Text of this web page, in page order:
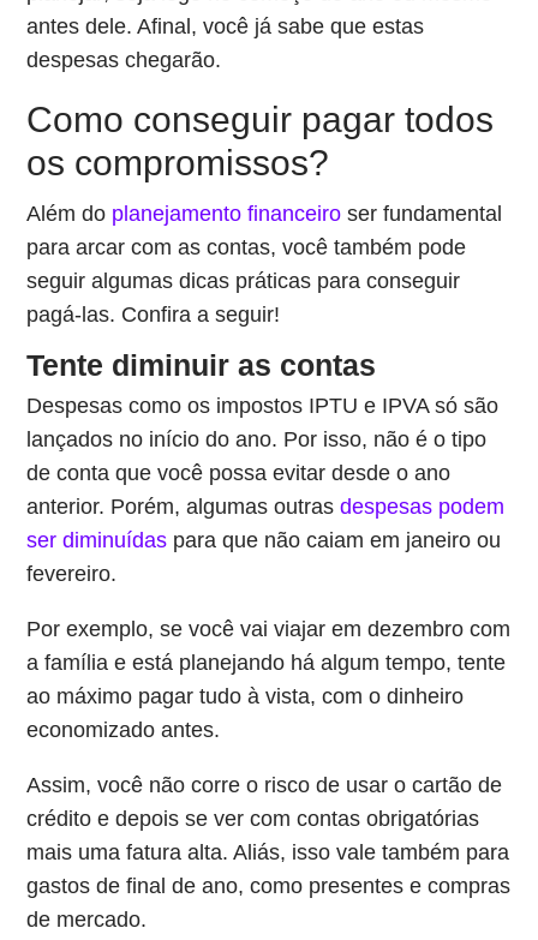
antes dele. Afinal, você já sabe que estas
despesas chegarão.
Como conseguir pagar todos
os compromissos?
Além do planejamento financeiro ser fundamental
para arcar com as contas, você também pode
seguir algumas dicas práticas para conseguir
pagá-las. Confira a seguir!
Tente diminuir as contas
Despesas como os impostos IPTU e IPVA só são
lançados no início do ano. Por isso, não é o tipo
de conta que você possa evitar desde o ano
anterior. Porém, algumas outrasdespesas podem
ser diminuídas para que não caiam em janeiro ou
fevereiro.
Por exemplo, se você vai viajar em dezembro com
a família e está planejando há algum tempo, tente
ao máximo pagar tudo à vista, com o dinheiro
economizado antes.
Assim, você não corre o risco de usar o cartão de
crédito e depois se ver com contas obrigatórias
mais uma fatura alta. Aliás, isso vale também para
gastos de final de ano, como presentes e compras
de mercado.